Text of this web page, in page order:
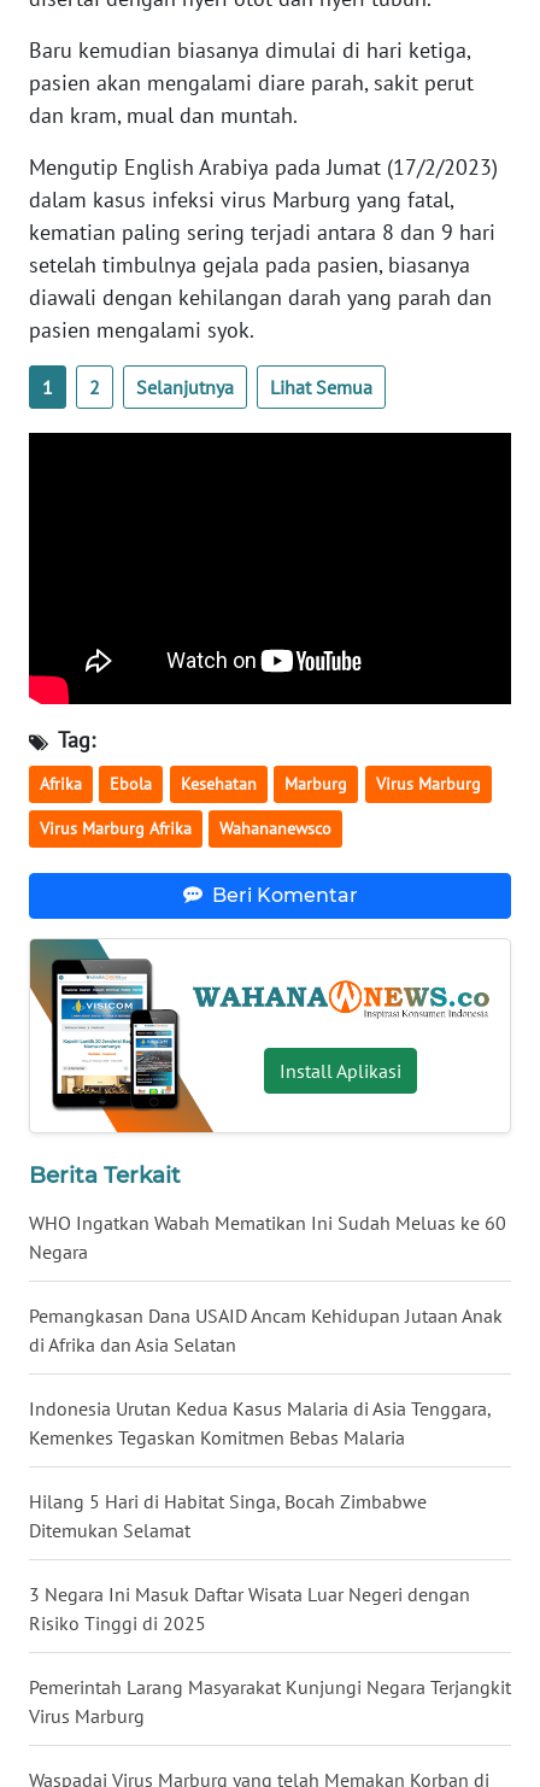
Baru kemudian biasanya dimulai di hari ketiga,
pasien akan mengalami diare parah, sakit perut
dan kram, mual dan muntah.
Mengutip English Arabiya pada Jumat (17/2/2023)
dalam kasus infeksi virus Marburg yang fatal,
kematian paling sering terjadi antara 8 dan 9 hari
setelah timbulnya gejala pada pasien, biasanya
diawali dengan kehilangan darah yang parah dan
pasien mengalami syok.
1 2 Selanjutnya Lihat Semua
Tag:
Afrika Ebola Kesehatan Marburg Virus Marburg
Virus Marburg Afrika Wahananewsco
Beri Komentar
Install Aplikasi
Berita Terkait
WHO Ingatkan Wabah Mematikan Ini Sudah Meluas ke 60
Negara
Pemangkasan Dana USAID Ancam Kehidupan Jutaan Anak
di Afrika dan Asia Selatan
Indonesia Urutan Kedua Kasus Malaria di Asia Tenggara,
Kemenkes Tegaskan Komitmen Bebas Malaria
Hilang 5 Hari di Habitat Singa, Bocah Zimbabwe
Ditemukan Selamat
3 Negara Ini Masuk Daftar Wisata Luar Negeri dengan
Risiko Tinggi di 2025
Pemerintah Larang Masyarakat Kunjungi Negara Terjangkit
Virus Marburg
Waspadai Virus Marburg yang telah Memakan Korban di
WN
WN
JABAR
WN
BANTEN
WN
NTT
WN
KEPRI
RIAU
WN
SERAMBI
WN
WN
SULTRA
WN
NTB
WN
SULTENG
SULBAR
WN
WN
WN
JATENG